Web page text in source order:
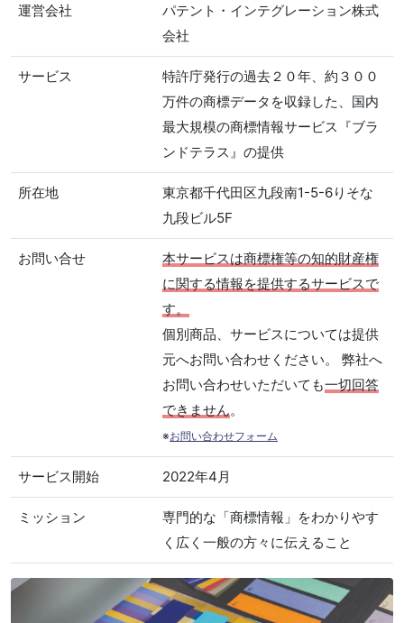
運営会社
パテント・インテグレーション株式
会社
サービス
特許庁発行の過去２０年、約３００
万件の商標データを収録した、国内
最大規模の商標情報サービス『ブラ
ンドテラス』の提供
所在地
東京都千代田区九段南1-5-6りそな
九段ビル5F
お問い合せ
本サービスは商標権等の知的財産権
に関する情報を提供するサービスで
す。
個別商品、サービスについては提供
元へお問い合わせください。 弊社へ
お問い合わせいただいても一切回答
できません。
※お問い合わせフォーム
サービス開始 2022年4月
ミッション
専門的な「商標情報」をわかりやす
く広く一般の方々に伝えること